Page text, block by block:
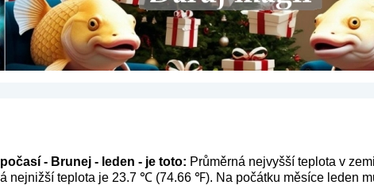
- Brunej - leden - je toto: Průměrná nejvyšší teplota v
nejnižší teplota je 23.7 ℃ (74.66 ℉). Na počátku měsíce leden